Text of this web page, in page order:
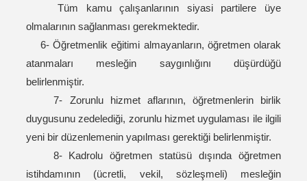
Tüm kamu çalışanlarının siyasi partilere üye
olmalarının sağlanması gerekmektedir.
6- Öğretmenlik eğitimi almayanların, öğretmen olarak
atanmaları mesleğin saygınlığını düşürdüğü
belirlenmiştir.
7- Zorunlu hizmet aflarının, öğretmenlerin birlik
duygusunu zedelediği, zorunlu hizmet uygulaması ile ilgili
yeni bir düzenlemenin yapılması gerektiği belirlenmiştir.
8- Kadrolu öğretmen statüsü dışında öğretmen
istihdamının (ücretli, vekil, sözleşmeli) mesleğin